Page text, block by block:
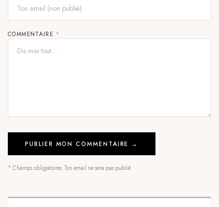
COMMENTAIRE *
PUBLIER MON COMMENTAIRE →
* Champs obligatoires. Ton email ne sera pas publié.